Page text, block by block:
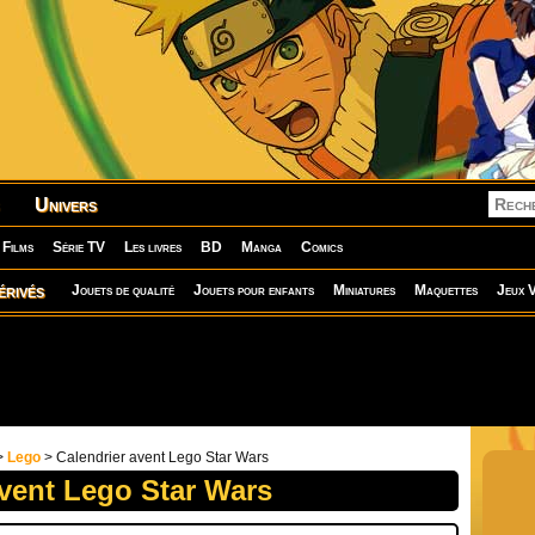
Univers
Films Série TV Les livres BD Manga Comics
Jouets de qualité Jouets pour enfants Miniatures Maquettes Jeux
Lego > Calendrier avent Lego Star Wars
Lego Star Wars